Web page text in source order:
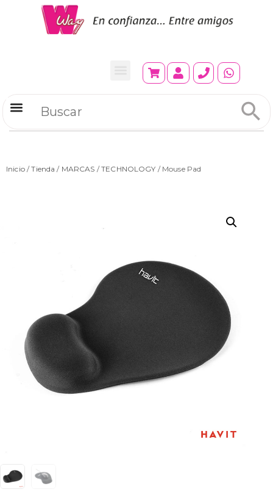
Inicio/Tienda / MARCAS /TECHNOLOGY / Mouse Pad